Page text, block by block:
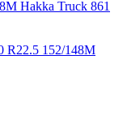
R22.5 152/148M